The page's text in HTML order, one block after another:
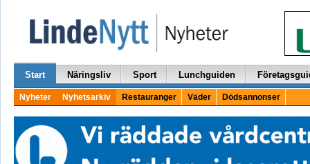
Start Näringsliv Sport Lunchguiden
Nyheter Nyhetsarkiv Restauranger Väder Dödsannonser